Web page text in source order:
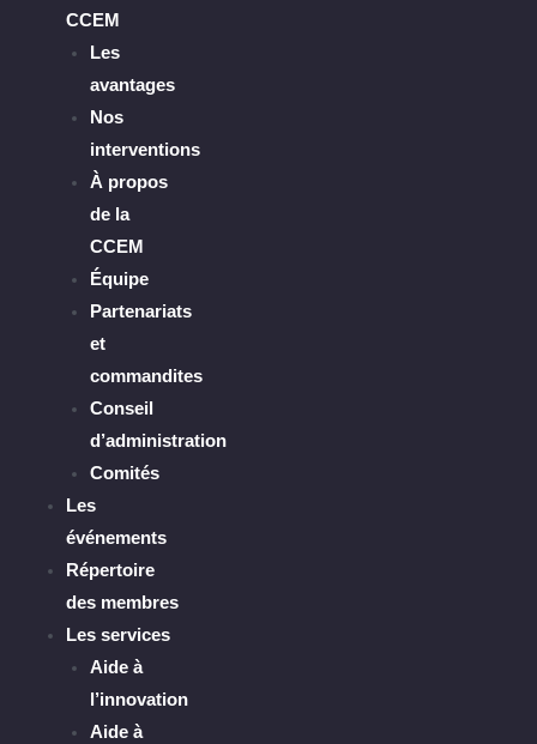
CCEM
Les
avantages
Nos
interventions
À propos
de la
CCEM
Équipe
Partenariats
et
commandites
Conseil
d’administration
Comités
Les
événements
Répertoire
des membres
Les services
Aide à
l’innovation
Aide à